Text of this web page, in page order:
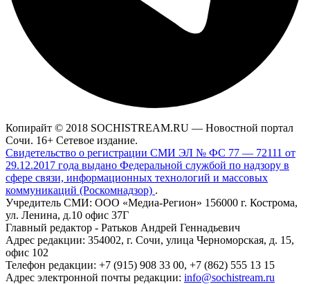
Копирайт © 2018 SOCHISTREAM.RU — Новостной портал
Сочи. 16+ Сетевое издание.
Свидетельство о регистрации СМИ ЭЛ № ФС 77 — 72111 от
29.12.2017 года выдано Федеральной службой по надзору в
сфере связи, информационных технологий и массовых
коммуникаций (Роскомнадзор) .
Учредитель СМИ: ООО «Медиа-Регион» 156000 г. Кострома,
ул. Ленина, д.10 офис 37Г
Главный редактор - Ратьков Андрей Геннадьевич
Адрес редакции: 354002, г. Сочи, улица Черноморская, д. 15,
офис 102
Телефон редакции: +7 (915) 908 33 00, +7 (862) 555 13 15
Адрес электронной почты редакции: info@sochistream.ru